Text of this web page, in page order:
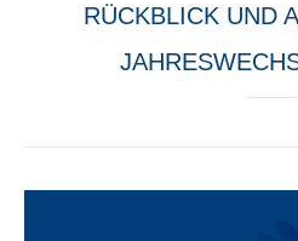
RÜCKBLICK UND